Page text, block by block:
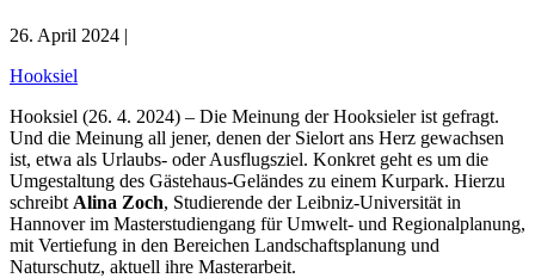
26. April 2024 |
Hooksiel
Hooksiel (26. 4. 2024) – Die Meinung der Hooksieler ist gefragt.
Und die Meinung all jener, denen der Sielort ans Herz gewachsen
ist, etwa als Urlaubs- oder Ausflugsziel. Konkret geht es um die
Umgestaltung des Gästehaus-Geländes zu einem Kurpark. Hierzu
schreibt Alina Zoch, Studierende der Leibniz-Universität in
Hannover im Masterstudiengang für Umwelt- und Regionalplanung,
mit Vertiefung in den Bereichen Landschaftsplanung und
Naturschutz, aktuell ihre Masterarbeit.